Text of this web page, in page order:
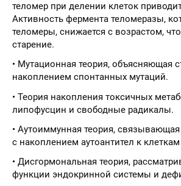
теломер при делении клеток
Активность фермента теломеразы,
теломеры, снижается с возрастом,
старение.
• Мутационная теория, объясняющая
накоплением спонтанных мутаций.
• Теория накопления токсичных
липофусцин и свободные радикалы.
• Аутоиммунная теория, связывающая
с накоплением аутоантител к
• Дисгормональная теория,
функции эндокринной системы и